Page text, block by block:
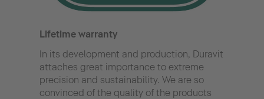
Lifetime warranty
In its development and production, Duravit
attaches great importance to extreme
precision and sustainability. We are so
convinced of the quality of the products